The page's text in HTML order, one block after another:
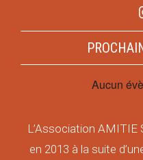
L’Association AMITIE
en 2013 à la suite
Aucun